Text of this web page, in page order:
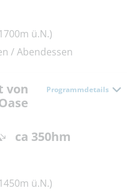
ü.N.)
/ Abendessen
von
Programmdetails
ca 350hm
ü.N.)